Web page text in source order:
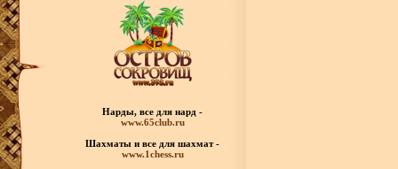
Нарды, все для нард -
www.65club.ru
Шахматы и все для шахмат -
www.1chess.ru